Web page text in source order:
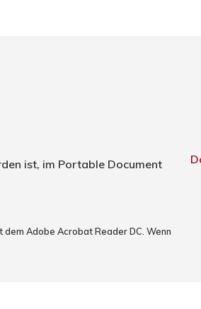
ist, im Portable Document
Adobe Acrobat Reader DC. Wenn